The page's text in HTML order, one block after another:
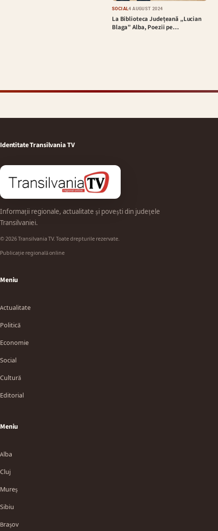
SOCIAL4 AUGUST 2024
La Biblioteca Județeană „Lucian
Blaga” Alba, Poezii pe…
Identitate Transilvania TV
Informații regionale, actualitate și povești din județele
Transilvaniei.
© 2026 Transilvania TV. Toate drepturile rezervate.
Publicație regională online
Meniu
Actualitate
Politică
Economie
Social
Cultură
Editorial
Meniu
Alba
Cluj
Mureș
Sibiu
Brașov